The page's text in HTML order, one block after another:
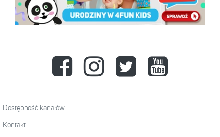
Dostępność kanałów
Kontakt